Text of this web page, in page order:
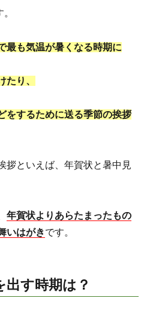
最も気温が暑くなる時期に
たり、
をするために送る季節の挨拶
拶といえば、年賀状と暑中見
年賀状よりあらたまったもの
いはがきです。
出す時期は？